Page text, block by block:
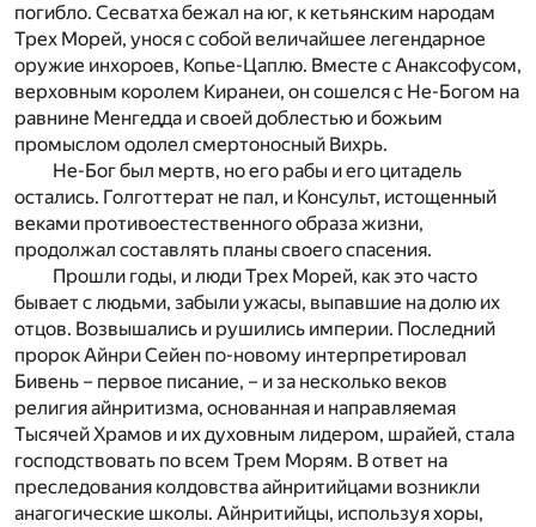
погибло. Сесватха бежал на юг, к кетьянским народам
Трех Морей, унося с собой величайшее легендарное
оружие инхороев, Копье-Цаплю. Вместе с Анаксофусом,
верховным королем Киранеи, он сошелся с Не-Богом на
равнине Менгедда и своей доблестью и божьим
промыслом одолел смертоносный Вихрь.
Не-Бог был мертв, но его рабы и его цитадель
остались. Голготтерат не пал, и Консульт, истощенный
веками противоестественного образа жизни,
продолжал составлять планы своего спасения.
Прошли годы, и люди Трех Морей, как это часто
бывает с людьми, забыли ужасы, выпавшие на долю их
отцов. Возвышались и рушились империи. Последний
пророк Айнри Сейен по-новому интерпретировал
Бивень – первое писание, – и за несколько веков
религия айнритизма, основанная и направляемая
Тысячей Храмов и их духовным лидером, шрайей, стала
господствовать по всем Трем Морям. В ответ на
преследования колдовства айнритийцами возникли
анагогические школы. Айнритийцы, используя хоры,